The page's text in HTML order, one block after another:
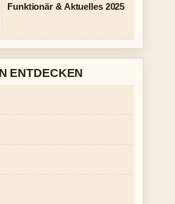
Funktionär & Aktuelles 2025
ENTDECKEN